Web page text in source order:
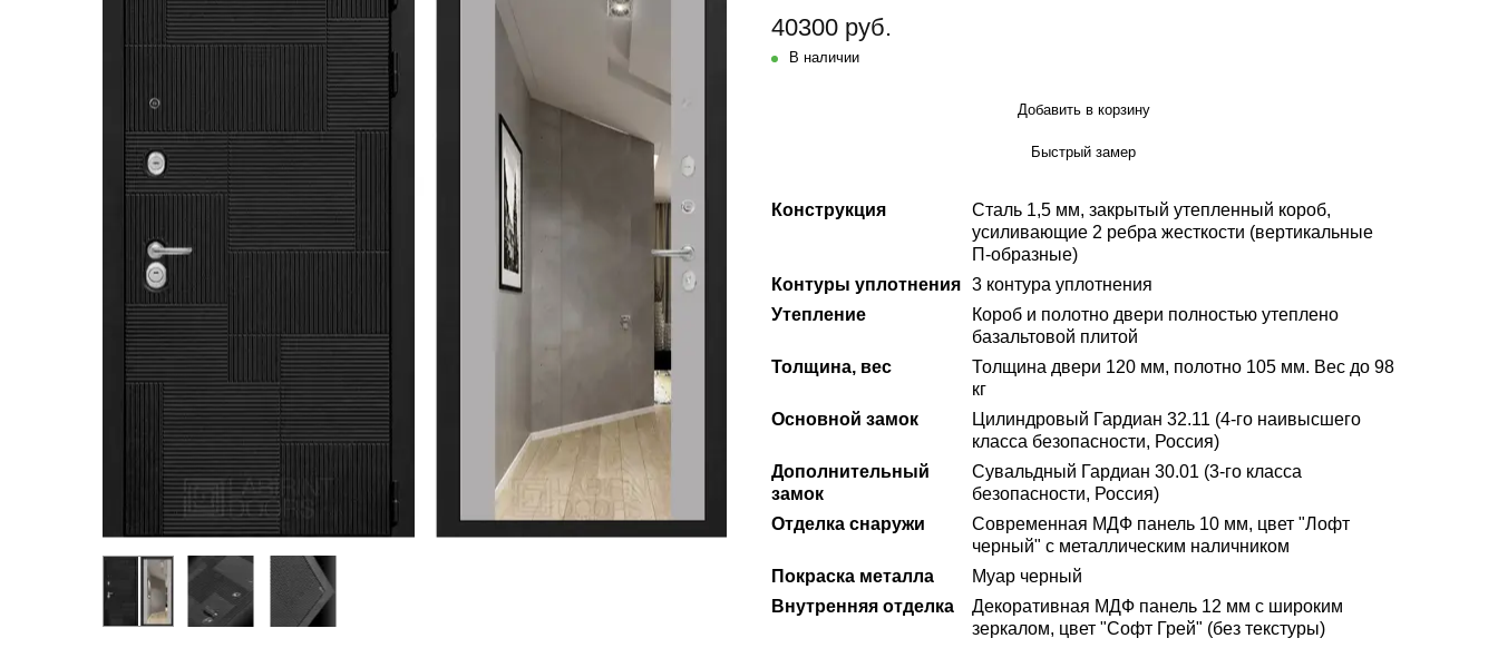
40300 руб.
В наличии
Добавить в корзину
Быстрый замер
Конструкция
Сталь 1,5 мм, закрытый утепленный короб,
усиливающие 2 ребра жесткости (вертикальные
П-образные)
Контуры уплотнения 3 контура уплотнения
Утепление
Короб и полотно двери полностью утеплено
базальтовой плитой
Толщина, вес
Толщина двери 120 мм, полотно 105 мм. Вес до 98
кг
Основной замок
Цилиндровый Гардиан 32.11 (4-го наивысшего
класса безопасности, Россия)
Дополнительный
замок
Сувальдный Гардиан 30.01 (3-го класса
безопасности, Россия)
Отделка снаружи
Современная МДФ панель 10 мм, цвет "Лофт
черный" с металлическим наличником
Покраска металла
Муар черный
Внутренняя отделка
Декоративная МДФ панель 12 мм с широким
зеркалом, цвет "Софт Грей" (без текстуры)